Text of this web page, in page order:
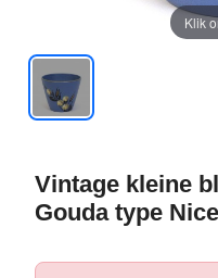
Klik
Vintage kleine
Gouda type Nice